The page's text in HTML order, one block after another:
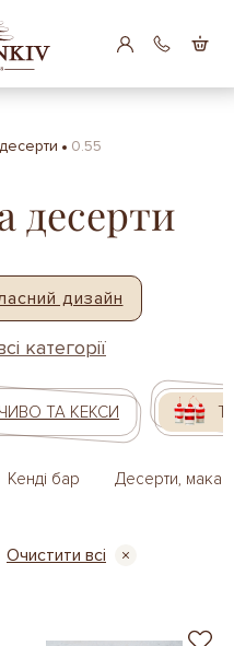
0.55
десерти
дизайн
категорії
ТА КЕКСИ
Кенді бар Десерти,
Очистити всі